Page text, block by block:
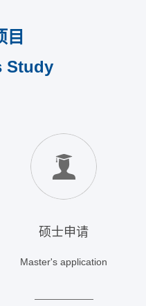
目
Study
硕士申请
Master's application